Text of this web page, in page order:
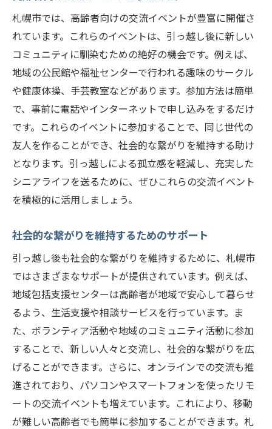
札幌市では、高齢者向けの交流イベントが豊富に開催さ
れています。これらのイベントは、引っ越し後に新しい
コミュニティに馴染むための絶好の機会です。例えば、
地域の公民館や福祉センターで行われる趣味のサークル
や健康体操、手芸教室などがあります。参加方法は簡単
で、事前に電話やインターネットで申し込みをするだけ
です。これらのイベントに参加することで、同じ世代の
友人を作ることができ、社会的な繋がりを維持する助け
となります。引っ越しによる孤立感を軽減し、充実した
シニアライフを送るために、ぜひこれらの交流イベント
を積極的に活用しましょう。
社会的な繋がりを維持するためのサポート
引っ越し後も社会的な繋がりを維持するために、札幌市
ではさまざまなサポートが提供されています。例えば、
地域包括支援センターは高齢者が地域で安心して暮らせ
るよう、生活支援や相談サービスを行っています。ま
た、ボランティア活動や地域のコミュニティ活動に参加
することで、新しい人々と交流し、社会的な繋がりを広
げることができます。さらに、オンラインでの交流も推
進されており、パソコンやスマートフォンを使ったリモ
ートの交流イベントも増えています。これにより、移動
が難しい高齢者でも簡単に参加することができます。札